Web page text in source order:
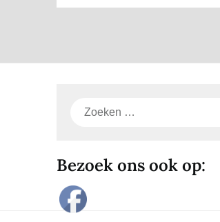
Zoeken
Bezoek ons ook op: